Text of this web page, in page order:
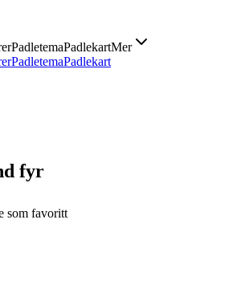
PadletemaPadlekartMer
PadletemaPadlekart
fyr
som favoritt